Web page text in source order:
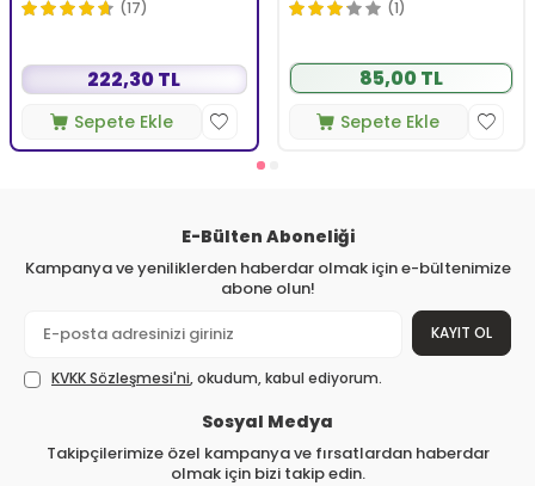
75 ml - Kadınlar İçin
(17)
222,30 TL
Sepete Ekle
(1)
85,00 TL
Sepete Ekle
E-Bülten Aboneliği
Kampanya ve yeniliklerden haberdar olmak için e-bültenimize
abone olun!
KAYIT OL
KVKK Sözleşmesi'ni, okudum, kabul ediyorum.
Sosyal Medya
Takipçilerimize özel kampanya ve fırsatlardan haberdar
olmak için bizi takip edin.